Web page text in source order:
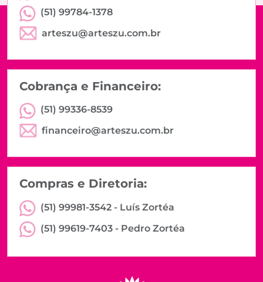
(51) 99784-1378
arteszu@arteszu.com.br
Cobrança e Financeiro:
(51) 99336-8539
financeiro@arteszu.com.br
Compras e Diretoria:
(51) 99981-3542 - Luís Zortéa
(51) 99619-7403 - Pedro Zortéa